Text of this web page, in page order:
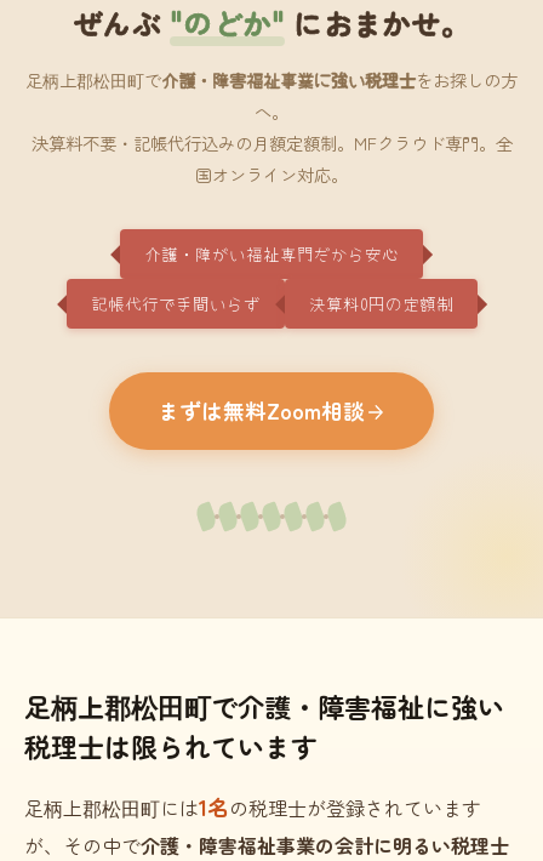
ぜんぶ "のどか" におまかせ。
足柄上郡松田町で介護・障害福祉事業に強い税理士をお探しの方
へ。
決算料不要・記帳代行込みの月額定額制。MFクラウド専門。全
国オンライン対応。
介護・障がい福祉専門だから安心
記帳代行で手間いらず 決算料0円の定額制
まずは無料Zoom相談
足柄上郡松田町で介護・障害福祉に強い
税理士は限られています
足柄上郡松田町には1名の税理士が登録されています
が、その中で介護・障害福祉事業の会計に明るい税理士